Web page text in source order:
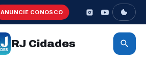
ANUNCIE CONOSCO
RJ Cidades